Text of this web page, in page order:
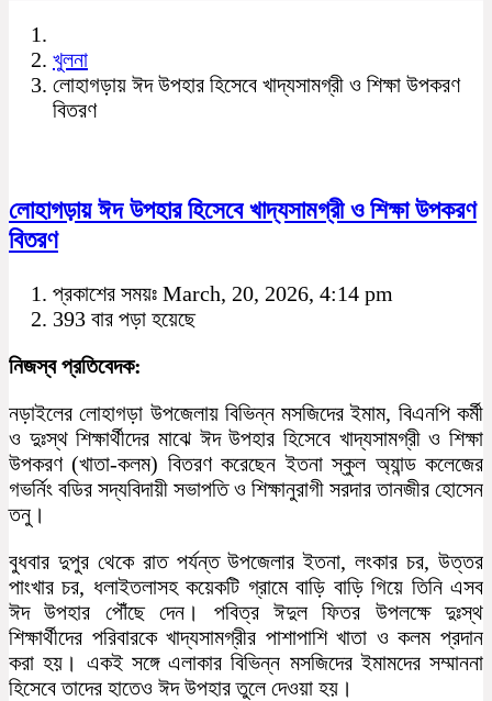
খুলনা
লোহাগড়ায় ঈদ উপহার হিসেবে খাদ্যসামগ্রী ও শিক্ষা উপকরণ
বিতরণ
লোহাগড়ায় ঈদ উপহার হিসেবে খাদ্যসামগ্রী ও শিক্ষা উপকরণ
বিতরণ
প্রকাশের সময়ঃ March, 20, 2026, 4:14 pm
393 বার পড়া হয়েছে
নিজস্ব প্রতিবেদক:
নড়াইলের লোহাগড়া উপজেলায় বিভিন্ন মসজিদের ইমাম, বিএনপি কর্মী
ও দুঃস্থ শিক্ষার্থীদের মাঝে ঈদ উপহার হিসেবে খাদ্যসামগ্রী ও শিক্ষা
উপকরণ (খাতা-কলম) বিতরণ করেছেন ইতনা স্কুল অ্যান্ড কলেজের
গভর্নিং বডির সদ্যবিদায়ী সভাপতি ও শিক্ষানুরাগী সরদার তানজীর হোসেন
তনু।
বুধবার দুপুর থেকে রাত পর্যন্ত উপজেলার ইতনা, লংকার চর, উত্তর
পাংখার চর, ধলাইতলাসহ কয়েকটি গ্রামে বাড়ি বাড়ি গিয়ে তিনি এসব
ঈদ উপহার পৌঁছে দেন। পবিত্র ঈদুল ফিতর উপলক্ষে দুঃস্থ
শিক্ষার্থীদের পরিবারকে খাদ্যসামগ্রীর পাশাপাশি খাতা ও কলম প্রদান
করা হয়। একই সঙ্গে এলাকার বিভিন্ন মসজিদের ইমামদের সম্মাননা
হিসেবে তাদের হাতেও ঈদ উপহার তুলে দেওয়া হয়।